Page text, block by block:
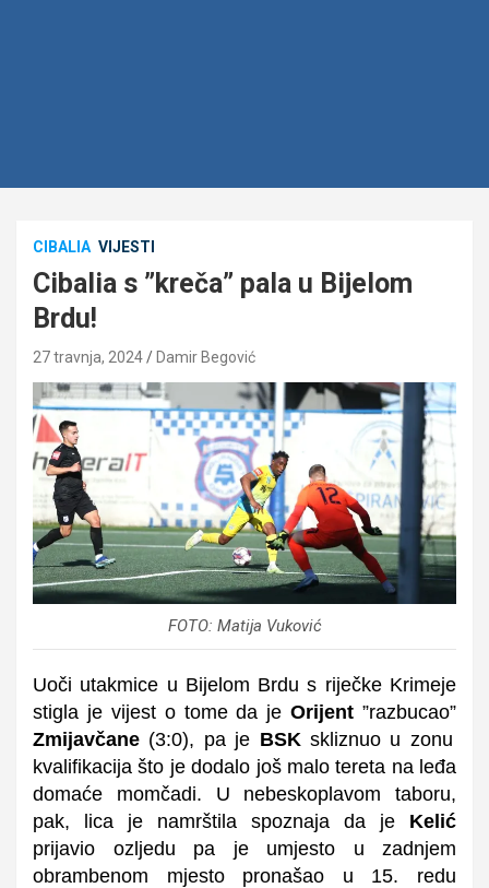
CIBALIA VIJESTI
Cibalia s ”kreča” pala u Bijelom
Brdu!
27 travnja, 2024 Damir Begović
FOTO: Matija Vuković
Uoči utakmice u Bijelom Brdu s riječke Krimeje
stigla je vijest o tome da jeOrijent ”razbucao”
Zmijavčane (3:0), pa je BSK skliznuo u zonu
kvalifikacija što je dodalo još malo tereta na leđa
domaće momčadi. U nebeskoplavom taboru,
pak, lica je namrštila spoznaja da je Kelić
prijavio ozljedu pa je umjesto u zadnjem
obrambenom mjesto pronašao u 15. redu